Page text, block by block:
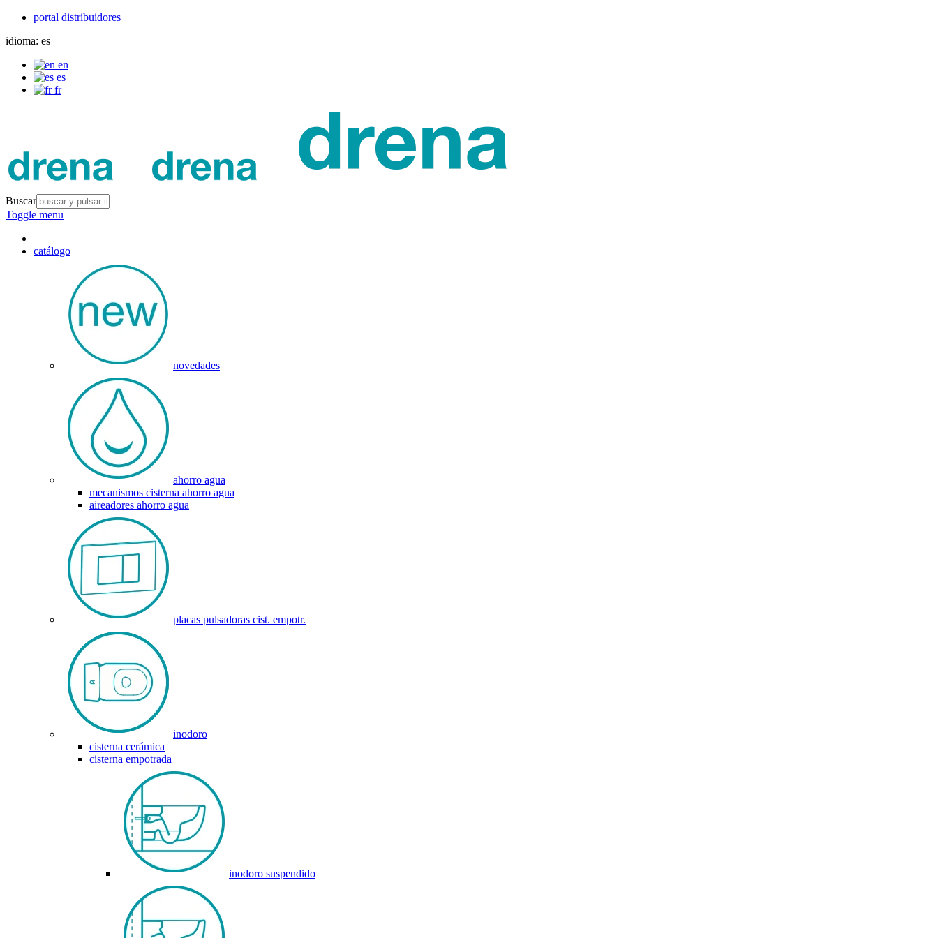
portal distribuidores
idioma: es
en
es
fr
Buscar
Toggle menu
catálogo
novedades
ahorro agua
mecanismos cisterna ahorro agua
aireadores ahorro agua
placas pulsadoras cist. empotr.
inodoro
cisterna cerámica
cisterna empotrada
inodoro suspendido